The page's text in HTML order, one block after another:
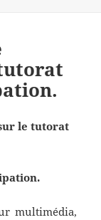
le tutorat
multimédia,